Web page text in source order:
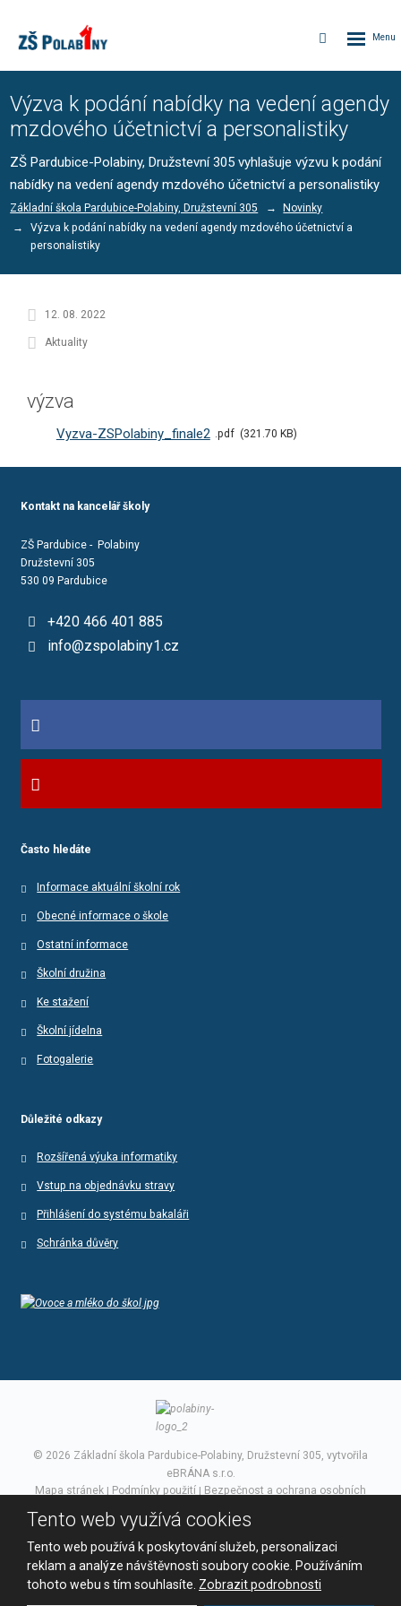
Vyhledávání
Výzva k podání nabídky na vedení agendy
mzdového účetnictví a personalistiky
ZŠ Pardubice-Polabiny, Družstevní 305 vyhlašuje výzvu k podání
nabídky na vedení agendy mzdového účetnictví a personalistiky
Základní škola Pardubice-Polabiny, Družstevní 305
Novinky
Výzva k podání nabídky na vedení agendy mzdového účetnictví a
personalistiky
12. 08. 2022
Aktuality
výzva
Vyzva-ZSPolabiny_finale2 pdf 321.70 KB
Kontakt na kancelář školy
ZŠ Pardubice - Polabiny
Družstevní 305
530 09 Pardubice
+420 466 401 885
info@zspolabiny1.cz
Často hledáte
Informace aktuální školní rok
Obecné informace o škole
Ostatní informace
Školní družina
Ke stažení
Školní jídelna
Fotogalerie
Důležité odkazy
Rozšířená výuka informatiky
Vstup na objednávku stravy
Přihlášení do systému bakaláři
Schránka důvěry
© 2026 Základní škola Pardubice-Polabiny, Družstevní 305, vytvořila
eBRÁNA s.r.o.
Mapa stránek | Podmínky použití | Bezpečnost a ochrana osobních
Tento web využívá cookies
Tento web používá k poskytování služeb, personalizaci
reklam a analýze návštěvnosti soubory cookie. Používáním
tohoto webu s tím souhlasíte. Zobrazit podrobnosti